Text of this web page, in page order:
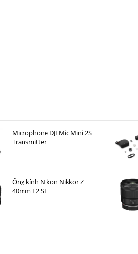
Mini Link 3
hơn thực tế
thiết kế bo tròn mềm mại, kích thước nhỏ
đại, phù hợp với giới trẻ năng động và những
Microphone DJI Mic Mini 2S
Transmitter
Ống kính Nikon Nikkor Z
40mm F2 SE